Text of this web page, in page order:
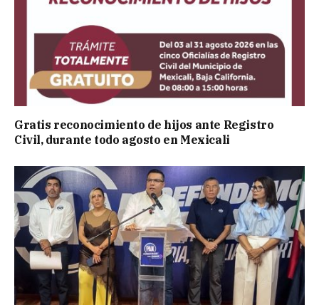
Gratis reconocimiento de hijos ante Registro
Civil, durante todo agosto en Mexicali